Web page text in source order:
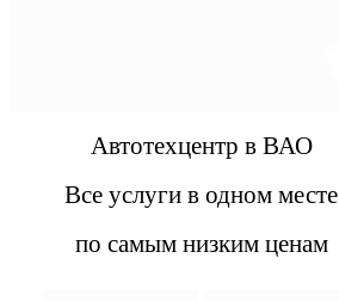
Автотехцентр в ВАО
Все услуги в одном месте
по самым низким ценам